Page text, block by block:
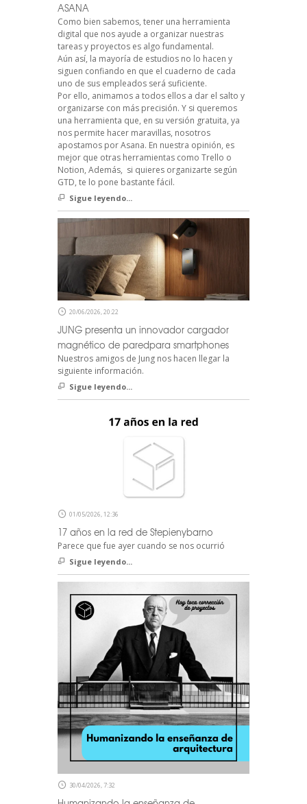
ASANA
Como bien sabemos, tener una herramienta
digital que nos ayude a organizar nuestras
tareas y proyectos es algo fundamental.
Aún así, la mayoría de estudios no lo hacen y
siguen confiando en que el cuaderno de cada
uno de sus empleados será suficiente.
Por ello, animamos a todos ellos a dar el salto y
organizarse con más precisión. Y si queremos
una herramienta que, en su versión gratuita, ya
nos permite hacer maravillas, nosotros
apostamos por Asana. En nuestra opinión, es
mejor que otras herramientas como Trello o
Notion, Además, si quieres organizarte según
GTD, te lo pone bastante fácil.
Sigue leyendo...
20/06/2026, 20:22
JUNG presenta un innovador cargador
magnético de paredpara smartphones
Nuestros amigos de Jung nos hacen llegar la
siguiente información.
Sigue leyendo...
01/05/2026, 12:36
17 años en la red de Stepienybarno
Parece que fue ayer cuando se nos ocurrió
Sigue leyendo...
30/04/2026, 7:32